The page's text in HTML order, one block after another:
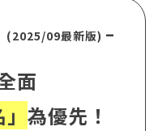
(2025/09最新版) –
面
為優先！